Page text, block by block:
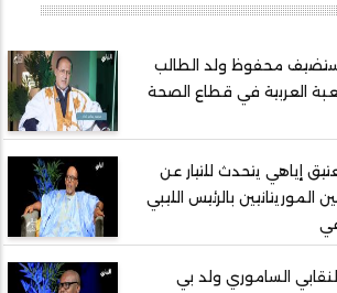
محفوظ ولد الطالب
العربية في قطاع الصحة
إياهي يتحدث للتيار عن
الموريتانيين بالرئيس الليبي
الساموري ولد بي